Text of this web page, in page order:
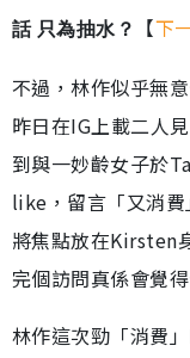
話 只為抽水？
【下
不過，林作似乎無
昨日在IG上載二人
到與一妙齡女子於
like，留言「又消
將焦點放在Kirsten
完個訪問真係會覺
林作這次勁「消費